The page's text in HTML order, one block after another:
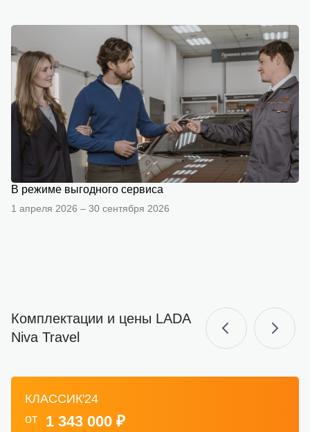
В режиме выгодного сервиса
1 апреля 2026 – 30 сентября 2026
Комплектации и цены LADA
Niva Travel
КЛАССИК'24
от
1 343 000 ₽